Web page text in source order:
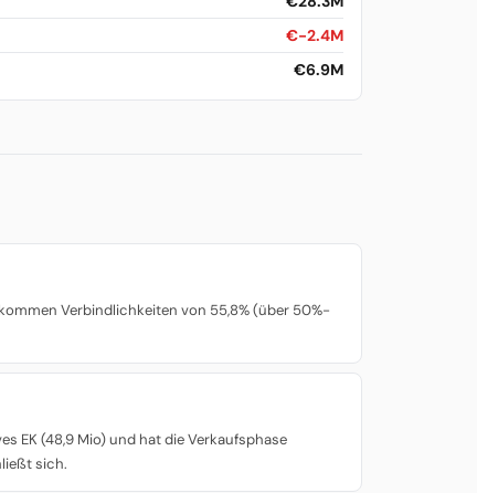
€-2.4M
€6.9M
Verbindlichkeiten von 55,8% (über 50%-
EK (48,9 Mio) und hat die Verkaufsphase
sich.